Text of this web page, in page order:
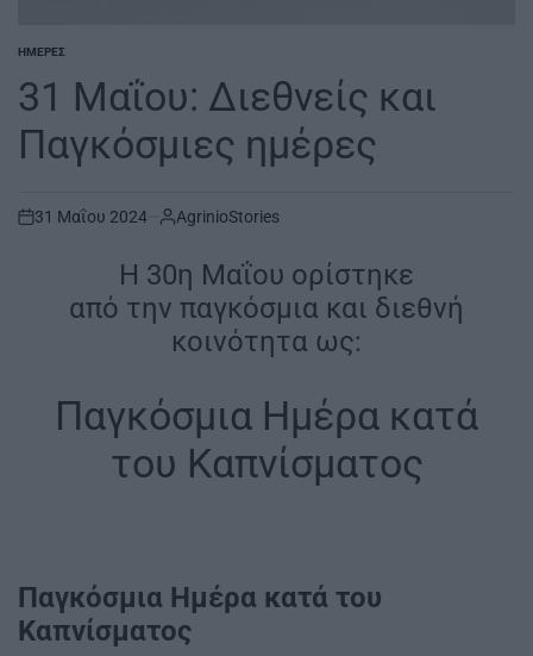
POSTED
ΗΜΈΡΕΣ
31 Μαΐου: Διεθνείς και
Παγκόσμιες ημέρες
on
31 Μαΐου 2024 AgrinioStories
Η 30η Μαΐου ορίστηκε
από την παγκόσμια και διεθνή
κοινότητα ως:
Παγκόσμια Ημέρα κατά
του Καπνίσματος
Παγκόσμια Ημέρα κατά του
Καπνίσματος